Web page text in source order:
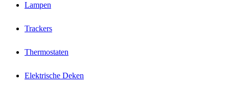
Lampen
Trackers
Thermostaten
Elektrische Deken